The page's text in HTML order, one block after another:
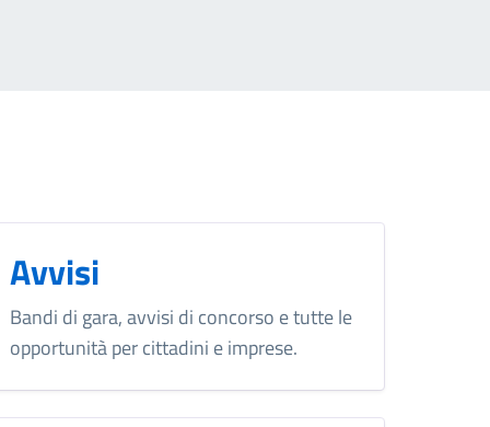
Avvisi
Bandi di gara, avvisi di concorso e tutte le
opportunità per cittadini e imprese.